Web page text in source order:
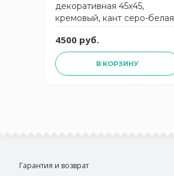
декоративная 45х45,
кремовый, кант серо-белая
хлопок, наполнитель
конфорель
4500 руб.
В КОРЗИНУ
Гарантия и возврат